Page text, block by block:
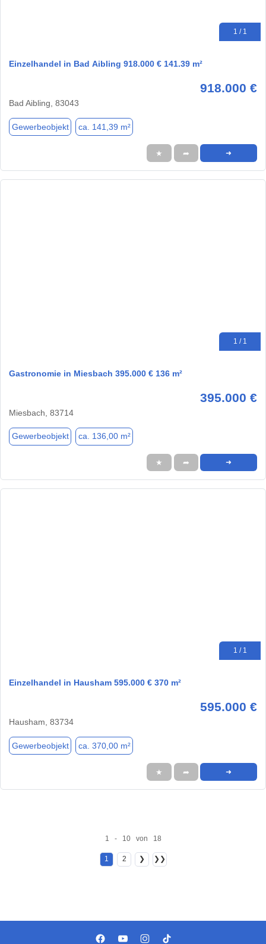
1 / 1
Einzelhandel in Bad Aibling 918.000 € 141.39 m²
918.000 €
Bad Aibling, 83043
Gewerbeobjekt ca. 141,39 m²
★ ➦ ➜
1 / 1
Gastronomie in Miesbach 395.000 € 136 m²
395.000 €
Miesbach, 83714
Gewerbeobjekt ca. 136,00 m²
★ ➦ ➜
1 / 1
Einzelhandel in Hausham 595.000 € 370 m²
595.000 €
Hausham, 83734
Gewerbeobjekt ca. 370,00 m²
★ ➦ ➜
1 - 10 von 18
1 2 ❯ ❯❯